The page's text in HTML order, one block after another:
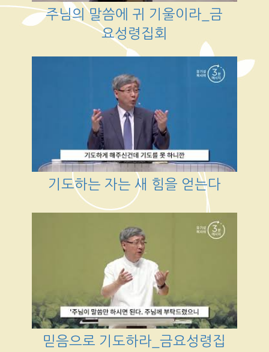
주님의 말씀에 귀 기울이라_금
요성령집회
기도하는 자는 새 힘을 얻는다
믿음으로 기도하라_금요성령집